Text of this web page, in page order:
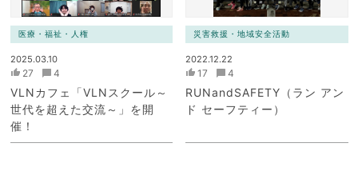
医療・福祉・人権
2025.03.10
27 4
VLNカフェ「VLNスクール～
世代を超えた交流～」を開
催！
災害救援・地域安全活動
2022.12.22
17 4
RUNandSAFETY（ラン アン
ド セーフティー）